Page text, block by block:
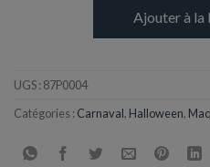
Ajouter à la
UGS : 87P0004
Catégories : Carnaval, Halloween,